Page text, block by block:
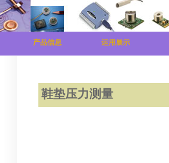
产品信息 运用展示
鞋垫压力测量